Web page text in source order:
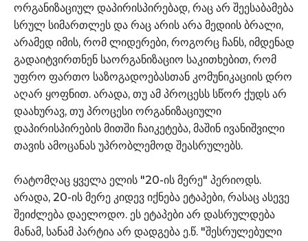
ორგანიზაციულ დაპირისპირებად, რაც არ შეესაბამება
სრულ სიმართლეს და რაც არის არა მედიის ბრალი,
არამედ იმის, რომ ლიდერები, როგორც ჩანს, იმდენად
გადაიტვირთნენ საორგანიზაციო საკითხებით, რომ
უფრო ფართო საზოგადოებასთან კომუნიკაციის დრო
აღარ ყოფნით. არადა, თუ ამ პროცესს სწორ ქუდს არ
დაახურავ, თუ პროცესი ორგანიზაციული
დაპირისპირების მითში ჩაიკეტება, მაშინ ივანიშვილი
თავის ამოცანას უპრობლემოდ შეასრულებს.
რატომღაც ყველა ელის "20-ის მერე" პერიოდს.
არადა, 20-ის მერე კიდევ იქნება ეტაპები, რასაც ასევე
შეიძლება დაელოდო. ეს ეტაპები არ დასრულდება
მანამ, სანამ პარტია არ დადგება ე.წ. "შესრულებული